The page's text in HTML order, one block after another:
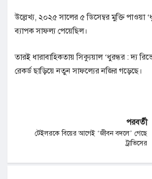
উল্লেখ্য, ২০২৫ সালের ৫ ডিসেম্বর মুক্তি পাওয়া
ব্যাপক সাফল্য পেয়েছিল।
তারই ধারাবাহিকতায় সিক্যুয়াল ‘ধুরন্ধর : দ্য
রেকর্ড ছাড়িয়ে নতুন সাফল্যের নজির গড়েছে।
পরবর্তী
টেইলরকে বিয়ের আগেই ‘জীবন বদলে’ গেছে
ট্রাভিসের